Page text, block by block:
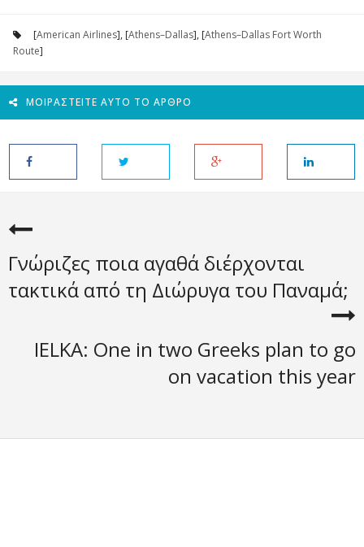
[American Airlines], [Athens–Dallas], [Athens–Dallas Fort Worth
Route]
ΜΟΙΡΑΣΤΕΊΤΕ ΑΥΤΌ ΤΟ ΆΡΘΡΟ
Γνώριζες ποια αγαθά διέρχονται
τακτικά από τη Διώρυγα του Παναμά;
IELKA: One in two Greeks plan to go
on vacation this year